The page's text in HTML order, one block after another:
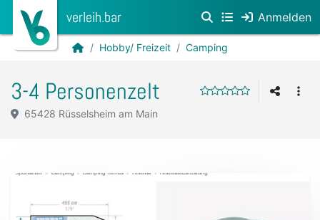
verleih.bar Anmelden
Hobby/ Freizeit Camping
3-4 Personenzelt
65428 Rüsselsheim am Main